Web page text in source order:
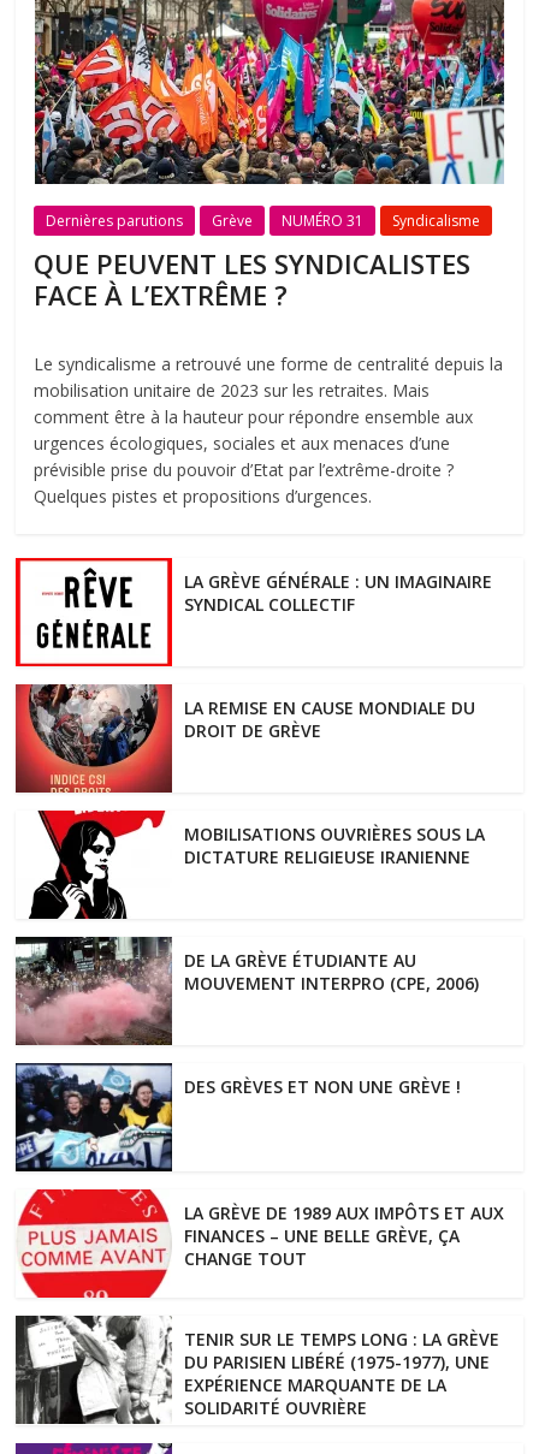
Dernières parutions Grève NUMÉRO 31 Syndicalisme
QUE PEUVENT LES SYNDICALISTES
FACE À L’EXTRÊME ?
Le syndicalisme a retrouvé une forme de centralité depuis la
mobilisation unitaire de 2023 sur les retraites. Mais
comment être à la hauteur pour répondre ensemble aux
urgences écologiques, sociales et aux menaces d’une
prévisible prise du pouvoir d’Etat par l’extrême-droite ?
Quelques pistes et propositions d’urgences.
LA GRÈVE GÉNÉRALE : UN IMAGINAIRE
SYNDICAL COLLECTIF
LA REMISE EN CAUSE MONDIALE DU
DROIT DE GRÈVE
MOBILISATIONS OUVRIÈRES SOUS LA
DICTATURE RELIGIEUSE IRANIENNE
DE LA GRÈVE ÉTUDIANTE AU
MOUVEMENT INTERPRO (CPE, 2006)
DES GRÈVES ET NON UNE GRÈVE !
LA GRÈVE DE 1989 AUX IMPÔTS ET AUX
FINANCES – UNE BELLE GRÈVE, ÇA
CHANGE TOUT
TENIR SUR LE TEMPS LONG : LA GRÈVE
DU PARISIEN LIBÉRÉ (1975-1977), UNE
EXPÉRIENCE MARQUANTE DE LA
SOLIDARITÉ OUVRIÈRE